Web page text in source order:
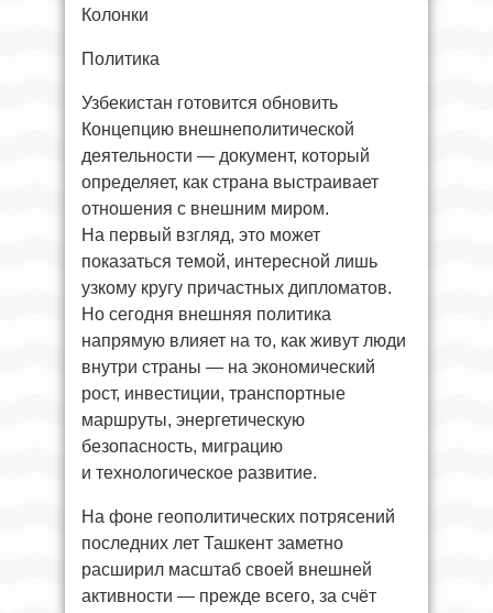
Колонки
Политика
Узбекистан готовится обновить
Концепцию внешнеполитической
деятельности — документ, который
определяет, как страна выстраивает
отношения с внешним миром.
На первый взгляд, это может
показаться темой, интересной лишь
узкому кругу причастных дипломатов.
Но сегодня внешняя политика
напрямую влияет на то, как живут люди
внутри страны — на экономический
рост, инвестиции, транспортные
маршруты, энергетическую
безопасность, миграцию
и технологическое развитие.
На фоне геополитических потрясений
последних лет Ташкент заметно
расширил масштаб своей внешней
активности — прежде всего, за счёт